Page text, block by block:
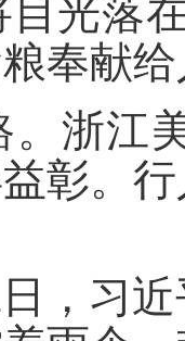
光落
粮奉献
。浙江
彰。
，习